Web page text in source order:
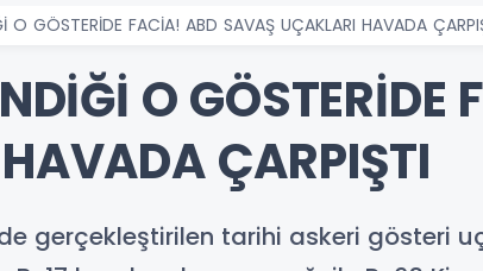
O GÖSTERİDE FACİA! ABD SAVAŞ UÇAKLARI HAVADA
O GÖSTERİDE
ÇARPIŞTI
gerçekleştirilen tarihi askeri gösteri